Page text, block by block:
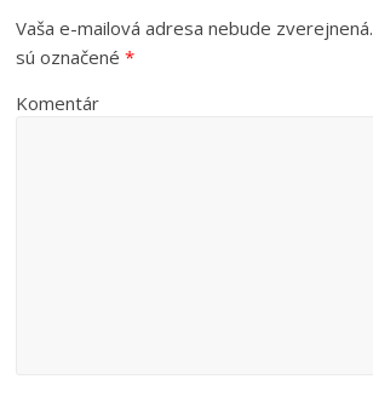
Vaša e-mailová adresa nebude zverejnená.
sú označené*
Komentár